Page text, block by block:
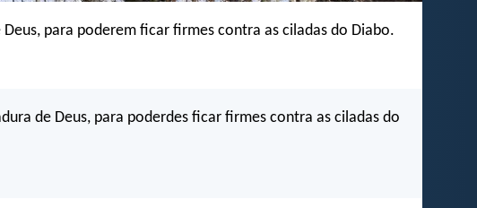
para poderem ficar firmes contra as ciladas do Diabo.
de Deus, para poderdes ficar firmes contra as ciladas do